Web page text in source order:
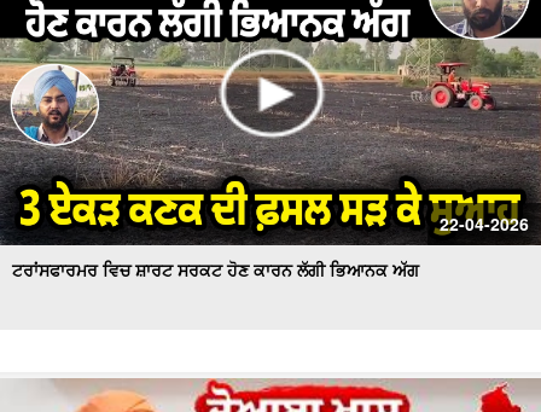
22-04-2026
ਟਰਾਂਸਫਾਰਮਰ ਵਿਚ ਸ਼ਾਰਟ ਸਰਕਟ ਹੋਣ ਕਾਰਨ ਲੱਗੀ ਭਿਆਨਕ ਅੱਗ